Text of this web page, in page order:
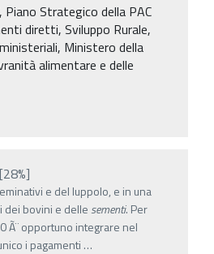
Piano Strategico della PAC
diretti, Sviluppo Rurale,
Ministero della
alimentare e delle
[28%]
e del luppolo, e in una
dei bovini e delle sementi. Per
Ã¨ opportuno integrare nel
i pagamenti …